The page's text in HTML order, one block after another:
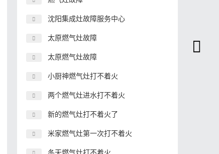
沈阳集成灶故障服务中心
太原燃气灶故障
太原燃气灶故障
小厨神燃气灶打不着火
两个燃气灶进水打不着火
新的燃气灶打不着火了
米家燃气灶第一次打不着火
冬天燃气灶打不着火